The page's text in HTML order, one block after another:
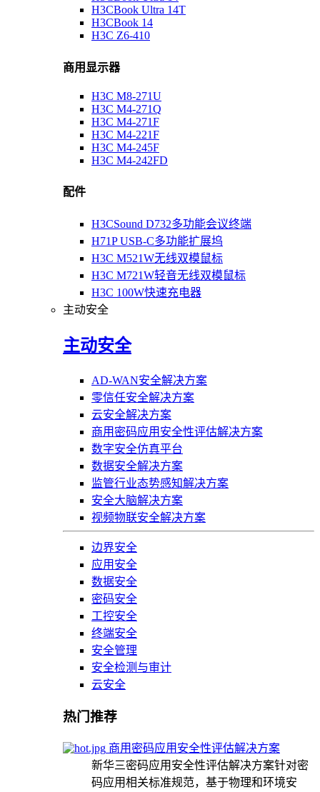
H3CBook Ultra 14T
H3CBook 14
H3C Z6-410
商用显示器
H3C M8-271U
H3C M4-271Q
H3C M4-271F
H3C M4-221F
H3C M4-245F
H3C M4-242FD
配件
H3CSound D732多功能会议终端
H71P USB-C多功能扩展坞
H3C M521W无线双模鼠标
H3C M721W轻音无线双模鼠标
H3C 100W快速充电器
主动安全
主动安全
AD-WAN安全解决方案
零信任安全解决方案
云安全解决方案
商用密码应用安全性评估解决方案
数字安全仿真平台
数据安全解决方案
监管行业态势感知解决方案
安全大脑解决方案
视频物联安全解决方案
边界安全
应用安全
数据安全
密码安全
工控安全
终端安全
安全管理
安全检测与审计
云安全
热门推荐
商用密码应用安全性评估解决方案
新华三密码应用安全性评估解决方案针对密
码应用相关标准规范，基于物理和环境安